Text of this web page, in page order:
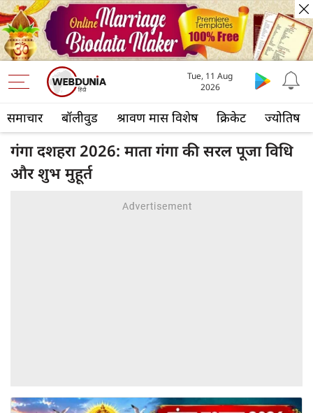
समाचार बॉलीवुड श्रावण मास विशेष क्रिकेट ज्योतिष
Tue, 11 Aug
2026
गंगा दशहरा 2026: माता गंगा की सरल पूजा विधि
और शुभ मुहूर्त